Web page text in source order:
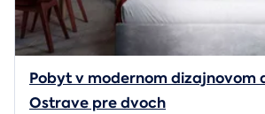
Pobyt v modernom dizajnovom
Ostrave pre dvoch